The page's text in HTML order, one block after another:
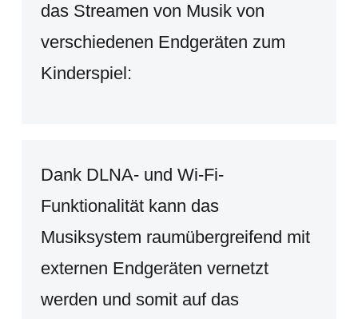
das Streamen von Musik von
verschiedenen Endgeräten zum
Kinderspiel:
Dank DLNA- und Wi-Fi-
Funktionalität kann das
Musiksystem raumübergreifend mit
externen Endgeräten vernetzt
werden und somit auf das